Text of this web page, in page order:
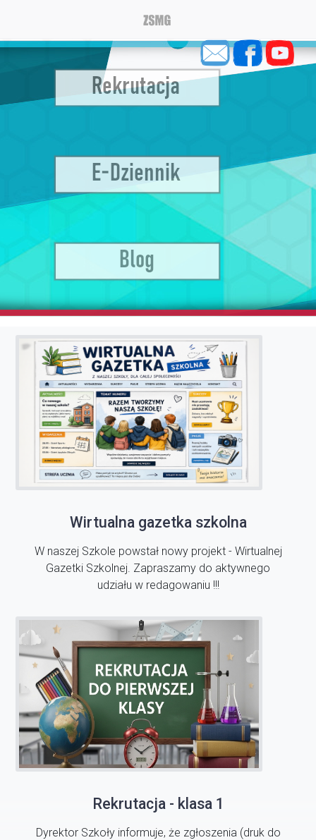
Wirtualna gazetka szkolna
W naszej Szkole powstał nowy projekt - Wirtualnej
Gazetki Szkolnej. Zapraszamy do aktywnego
udziału w redagowaniu !!!
Rekrutacja - klasa 1
Dyrektor Szkoły informuje, że zgłoszenia (druk do